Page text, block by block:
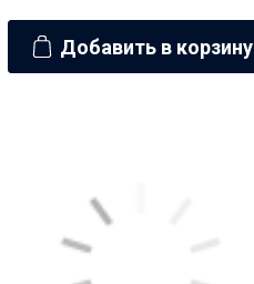
Добавить в корзину